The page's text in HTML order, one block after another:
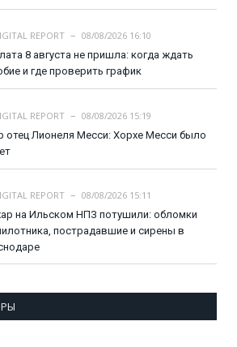
REPORT
08/08/2026 16:10
8 августа не пришла: когда ждать
и где проверить график
REPORT
08/08/2026 15:19
отец Лионеля Месси: Хорхе Месси было
REPORT
08/08/2026 15:11
на Ильском НПЗ потушили: обломки
пострадавшие и сирены в